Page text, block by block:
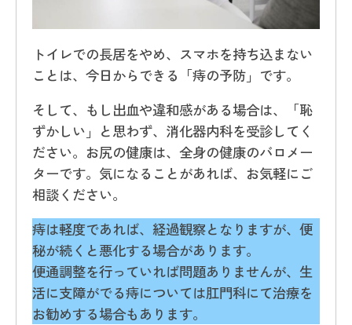
トイレでの長居をやめ、スマホを持ち込まない
ことは、今日からできる「痔の予防」です。
そして、もし出血や違和感がある場合は、「恥
ずかしい」と思わず、消化器内科を受診してく
ださい。お尻の健康は、全身の健康のバロメー
ターです。気になることがあれば、お気軽にご
相談ください。
痔は軽度であれば、経過観察となりますが、便
秘が続くと悪化する場合があります。
便通調整を行っていれば問題ありませんが、生
活に支障がでる痔については肛門科にて治療を
お勧めする場合もあります。